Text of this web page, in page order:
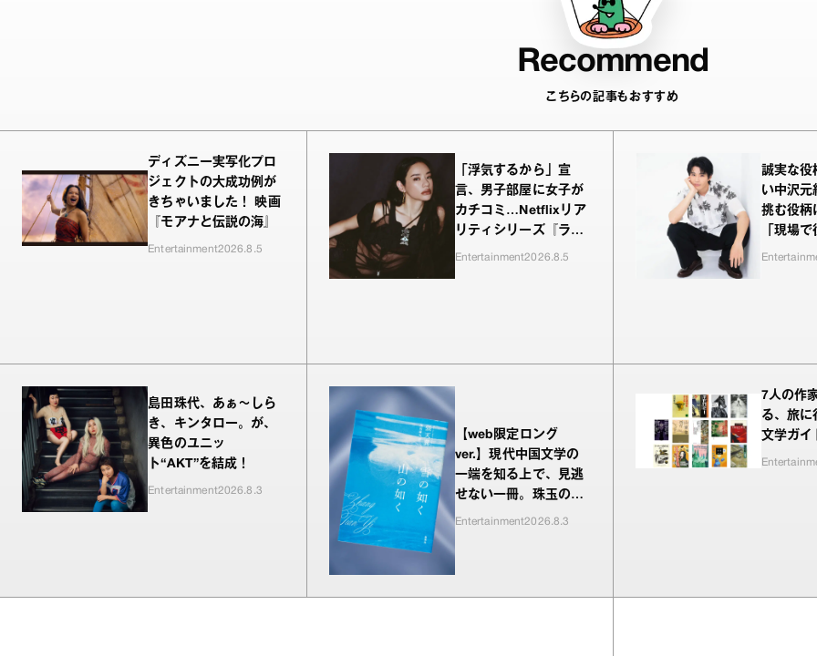
Recommend
こちらの記事もおすすめ
ディズニー実写化プロ
ジェクトの大成功例が
きちゃいました！ 映画
『モアナと伝説の海』
Entertainment2026.8.5
「浮気するから」宣
言、男子部屋に女子が
カチコミ…Netflixリア
リティシリーズ『ラヴ
上等』シーズン2、新
Entertainment2026.8.5
誠実な役
い中沢元
挑む役柄
「現場
われるの
島田珠代、あぁ〜しら
き、キンタロー。が、
異色のユニッ
ト“AKT”を結成！
Entertainment2026.8.3
【web限定ロング
ver.】現代中国文学の
一端を知る上で、見逃
せない一冊。珠玉の編
が並ぶ『雪の如く山の
Entertainment2026.8.3
7人の作
る、旅に
文学ガイ